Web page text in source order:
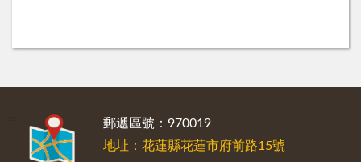
郵遞區號：970019
地址：花蓮縣花蓮市府前路15號